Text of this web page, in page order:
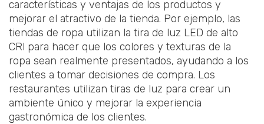
características y ventajas de los productos y
mejorar el atractivo de la tienda. Por ejemplo, las
tiendas de ropa utilizan la tira de luz LED de alto
CRl para hacer que los colores y texturas de la
ropa sean realmente presentados, ayudando a los
clientes a tomar decisiones de compra. Los
restaurantes utilizan tiras de luz para crear un
ambiente único y mejorar la experiencia
gastronómica de los clientes.